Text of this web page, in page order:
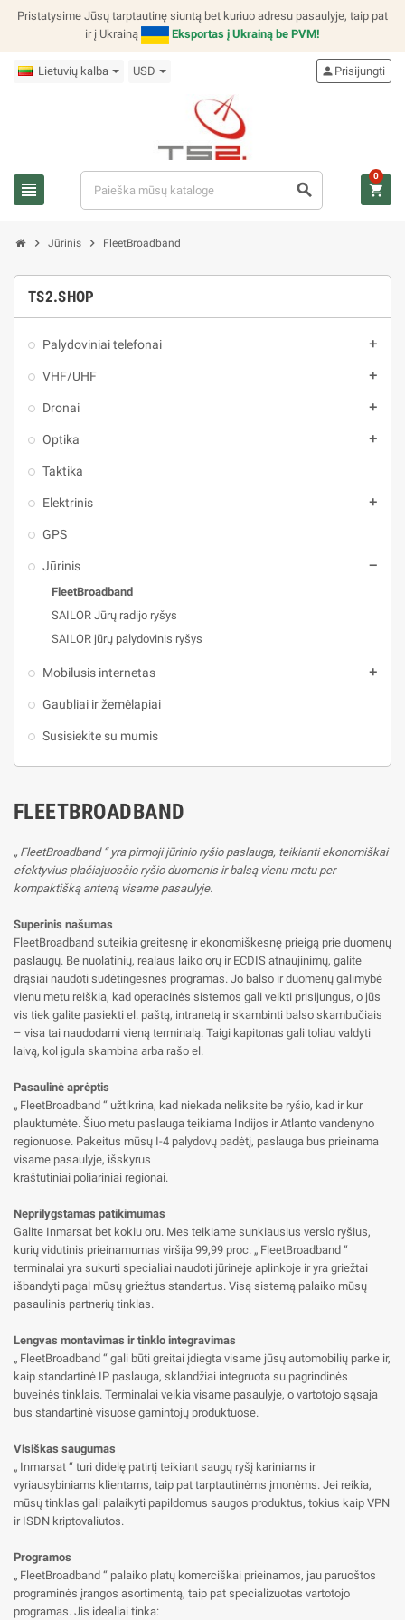
Pristatysime Jūsų tarptautinę siuntą bet kuriuo adresu pasaulyje, taip pat
ir į Ukrainą
Eksportas į Ukrainą be PVM!
Lietuvių kalba USD
view_headline search
person Prisijungti
shopping_cart
0
chevron_right Jūrinis chevron_right FleetBroadband
TS2.SHOP
Palydoviniai telefonai add
VHF/UHF add
Dronai add
Optika add
Taktika
Elektrinis add
GPS
Jūrinis remove
FleetBroadband
SAILOR Jūrų radijo ryšys
SAILOR jūrų palydovinis ryšys
Mobilusis internetas add
Gaubliai ir žemėlapiai
Susisiekite su mumis
FLEETBROADBAND
„ FleetBroadband “ yra pirmoji jūrinio ryšio paslauga, teikianti ekonomiškai
efektyvius plačiajuosčio ryšio duomenis ir balsą vienu metu per
kompaktišką anteną visame pasaulyje.
Superinis našumas
FleetBroadband suteikia greitesnę ir ekonomiškesnę prieigą prie duomenų
paslaugų. Be nuolatinių, realaus laiko orų ir ECDIS atnaujinimų, galite
drąsiai naudoti sudėtingesnes programas. Jo balso ir duomenų galimybė
vienu metu reiškia, kad operacinės sistemos gali veikti prisijungus, o jūs
vis tiek galite pasiekti el. paštą, intranetą ir skambinti balso skambučiais
– visa tai naudodami vieną terminalą. Taigi kapitonas gali toliau valdyti
laivą, kol įgula skambina arba rašo el.
Pasaulinė aprėptis
„ FleetBroadband “ užtikrina, kad niekada neliksite be ryšio, kad ir kur
plauktumėte. Šiuo metu paslauga teikiama Indijos ir Atlanto vandenyno
regionuose. Pakeitus mūsų I-4 palydovų padėtį, paslauga bus prieinama
visame pasaulyje, išskyrus
kraštutiniai poliariniai regionai.
Neprilygstamas patikimumas
Galite Inmarsat bet kokiu oru. Mes teikiame sunkiausius verslo ryšius,
kurių vidutinis prieinamumas viršija 99,99 proc. „ FleetBroadband “
terminalai yra sukurti specialiai naudoti jūrinėje aplinkoje ir yra griežtai
išbandyti pagal mūsų griežtus standartus. Visą sistemą palaiko mūsų
pasaulinis partnerių tinklas.
Lengvas montavimas ir tinklo integravimas
„ FleetBroadband “ gali būti greitai įdiegta visame jūsų automobilių parke ir,
kaip standartinė IP paslauga, sklandžiai integruota su pagrindinės
buveinės tinklais. Terminalai veikia visame pasaulyje, o vartotojo sąsaja
bus standartinė visuose gamintojų produktuose.
Visiškas saugumas
„ Inmarsat “ turi didelę patirtį teikiant saugų ryšį kariniams ir
vyriausybiniams klientams, taip pat tarptautinėms įmonėms. Jei reikia,
mūsų tinklas gali palaikyti papildomus saugos produktus, tokius kaip VPN
ir ISDN kriptovaliutos.
Programos
„ FleetBroadband “ palaiko platų komerciškai prieinamos, jau paruoštos
programinės įrangos asortimentą, taip pat specializuotas vartotojo
programas. Jis idealiai tinka: